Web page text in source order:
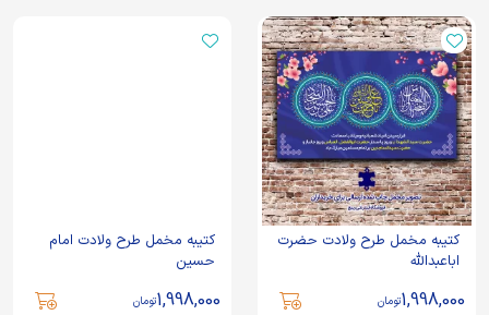
کتیبه مخمل طرح ولادت حضرت
اباعبدالله
1,998,000تومان
کتیبه مخمل طرح ولادت امام
حسین
1,998,000تومان